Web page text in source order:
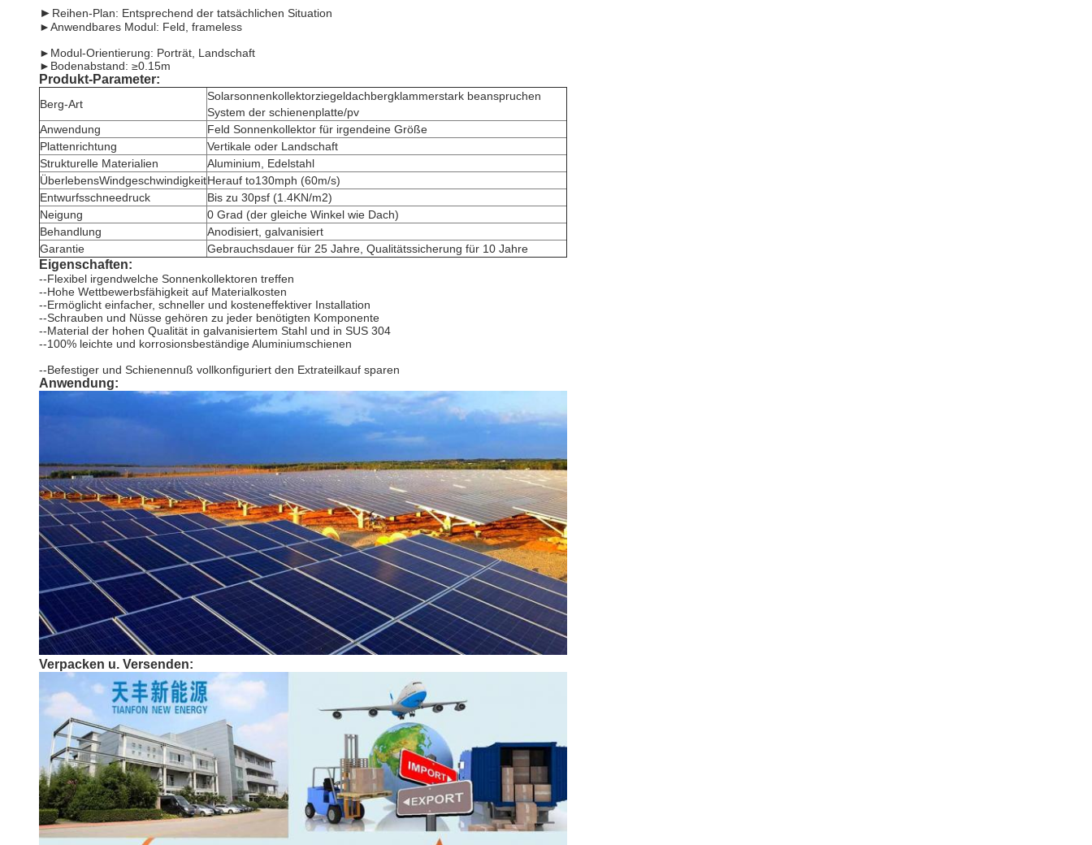
► Reihen-Plan: Entsprechend der tatsächlichen Situation
►Anwendbares Modul: Feld, frameless
► Modul-Orientierung: Porträt, Landschaft
► Bodenabstand: ≥0.15m
Produkt-Parameter:
Berg-Art
Solarsonnenkollektorziegeldachbergklammerstark beanspruchen
System der schienenplatte/pv
Anwendung
Feld Sonnenkollektor für irgendeine Größe
Plattenrichtung
Vertikale oder Landschaft
Strukturelle Materialien
Aluminium, Edelstahl
ÜberlebensWindgeschwindigkeitHerauf to130mph (60m/s)
Entwurfsschneedruck
Bis zu 30psf (1.4KN/m2)
Neigung
0 Grad (der gleiche Winkel wie Dach)
Behandlung
Anodisiert, galvanisiert
Garantie
Gebrauchsdauer für 25 Jahre, Qualitätssicherung für 10 Jahre
Eigenschaften:
--Flexibel irgendwelche Sonnenkollektoren treffen
--Hohe Wettbewerbsfähigkeit auf Materialkosten
--Ermöglicht einfacher, schneller und kosteneffektiver Installation
--Schrauben und Nüsse gehören zu jeder benötigten Komponente
--Material der hohen Qualität in galvanisiertem Stahl und in SUS 304
--100% leichte und korrosionsbeständige Aluminiumschienen
--Befestiger und Schienennuß vollkonfiguriert den Extrateilkauf sparen
Anwendung:
Verpacken u. Versenden: